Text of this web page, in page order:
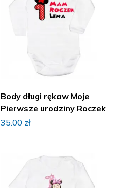
Body długi rękaw Moje
Pierwsze urodziny Roczek
35.00 zł